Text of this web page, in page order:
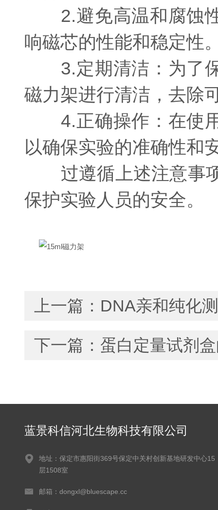
2.避免高温和腐蚀性
响磁芯的性能和稳定性
3.定期清洁：为了保
磁力架进行清洁，去除
4.正确操作：在使用
以确保实验的准确性和
过遵循上述注意事项
保护实验人员的安全。
上一篇： DNA亲和纯化
下一篇： 蛋白定量试剂
蓝景科信河北生物科技有限公司
地址：保定市惠阳街369号保定中关村创新基地研发中心15
层1508室
邮箱：dongxl@bluescape.cc